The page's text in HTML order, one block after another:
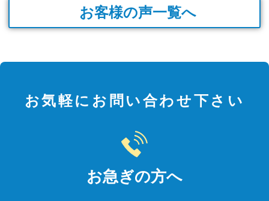
お客様の声一覧へ
お気軽にお問い合わせ下さい
お急ぎの方へ